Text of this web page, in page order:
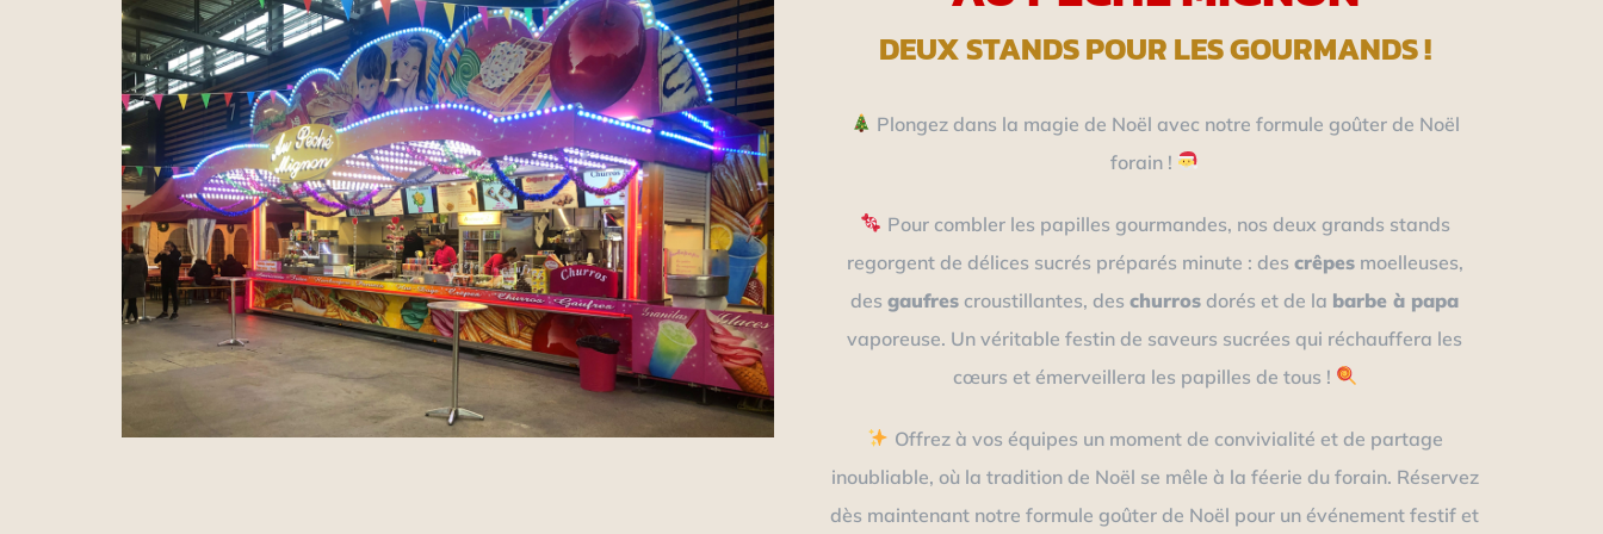
DEUX STANDS POUR LES GOURMANDS !
Plongez dans la magie de Noël avec notre formule goûter de Noël
forain !
Pour combler les papilles gourmandes, nos deux grands stands
regorgent de délices sucrés préparés minute : des crêpesmoelleuses,
desgaufres croustillantes, deschurros dorés et de la barbe à papa
vaporeuse. Un véritable festin de saveurs sucrées qui réchauffera les
cœurs et émerveillera les papilles de tous !
Offrez à vos équipes un moment de convivialité et de partage
inoubliable, où la tradition de Noël se mêle à la féerie du forain. Réservez
dès maintenant notre formule goûter de Noël pour un événement festif et